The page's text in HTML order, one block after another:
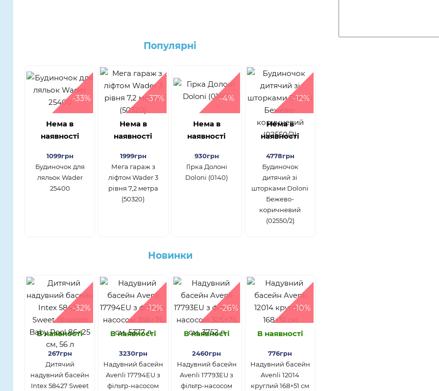
Популярнi
-33%
Нема в
наявності
1099грн
Будиночок для
ляльок Wader
25400
-37%
Нема в
наявності
1999грн
Мега гараж з
ліфтом Wader 3
рівня 7,2 метра
(50320)
-4%
Нема в
наявності
930грн
Гірка Долоні
Doloni (0140)
-12%
Нема в
наявності
4778грн
Будиночок
дитячий зі
шторками Doloni
Бежево-
коричневий
(02550/2)
Новинки
-32%
В наявності
267грн
Дитячий
надувний басейн
Intex 58427 Sweet
-12%
В наявності
3230грн
Надувний басейн
Avenli 17794EU з
фільтр-насосом
-26%
В наявності
2460грн
Надувний басейн
Avenli 17793EU з
фільтр-насосом
-10%
В наявності
776грн
Надувний басейн
Avenli 12014
круглий 168×51 см